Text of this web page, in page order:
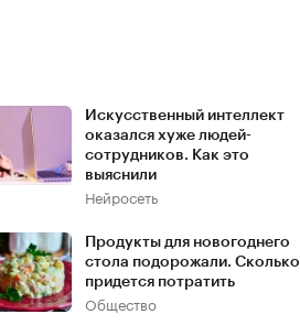
Искусственный интеллект
оказался хуже людей-
сотрудников. Как это
выяснили
Нейросеть
Продукты для новогоднего
стола подорожали. Сколько
придется потратить
Общество